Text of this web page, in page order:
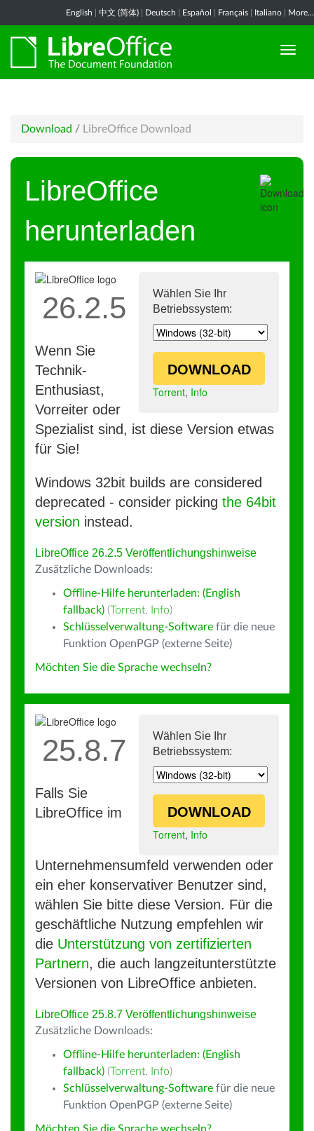
English 中文 (简体) Deutsch Español Français Italiano More...
Download / LibreOffice Download
LibreOffice
herunterladen
Wählen Sie Ihr
Betriebssystem:
DOWNLOAD
Torrent, Info
26.2.5
Wenn Sie
Technik-
Enthusiast,
Vorreiter oder
Spezialist sind, ist diese Version etwas
für Sie!
Windows 32bit builds are considered
deprecated - consider picking the 64bit
version instead.
LibreOffice 26.2.5 Veröffentlichungshinweise
Zusätzliche Downloads:
Offline-Hilfe herunterladen: (English
fallback) (Torrent, Info)
Schlüsselverwaltung-Software für die neue
Funktion OpenPGP (externe Seite)
Möchten Sie die Sprache wechseln?
Wählen Sie Ihr
Betriebssystem:
DOWNLOAD
Torrent, Info
25.8.7
Falls Sie
LibreOffice im
Unternehmensumfeld verwenden oder
ein eher konservativer Benutzer sind,
wählen Sie bitte diese Version. Für die
geschäftliche Nutzung empfehlen wir
die Unterstützung von zertifizierten
Partnern, die auch langzeitunterstützte
Versionen von LibreOffice anbieten.
LibreOffice 25.8.7 Veröffentlichungshinweise
Zusätzliche Downloads:
Offline-Hilfe herunterladen: (English
fallback) (Torrent, Info)
Schlüsselverwaltung-Software für die neue
Funktion OpenPGP (externe Seite)